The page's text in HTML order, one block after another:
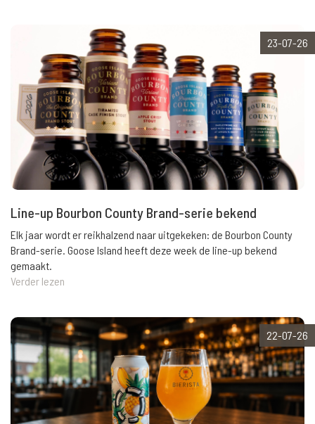
23-07-26
Line-up Bourbon County Brand-serie bekend
Elk jaar wordt er reikhalzend naar uitgekeken: de Bourbon County
Brand-serie. Goose Island heeft deze week de line-up bekend
gemaakt.
Verder lezen
22-07-26